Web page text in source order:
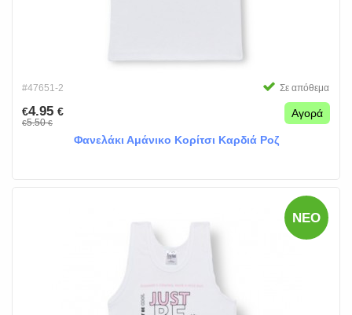
#47651-2 Σε απόθεμα
€4.95 €
€5.50€
Αγορά
Φανελάκι Αμάνικο Κορίτσι Καρδιά Ροζ
ΝΈΟ